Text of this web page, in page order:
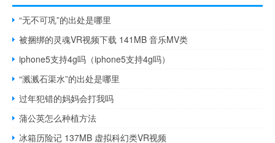
“无不可巩”的出处是哪里
被捆绑的灵魂VR视频下载 141MB 音乐MV类
iphone5支持4g吗（iphone5支持4g吗）
“溅溅石渠水”的出处是哪里
过年犯错的妈妈会打我吗
蒲公英怎么种植方法
冰箱历险记 137MB 虚拟科幻类VR视频